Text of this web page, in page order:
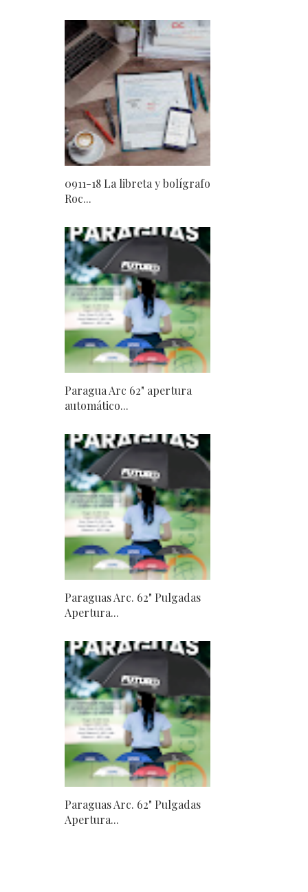
0911-18 La libreta y bolígrafo
Roc...
Paragua Arc 62" apertura
automático...
Paraguas Arc. 62" Pulgadas
Apertura...
Paraguas Arc. 62" Pulgadas
Apertura...